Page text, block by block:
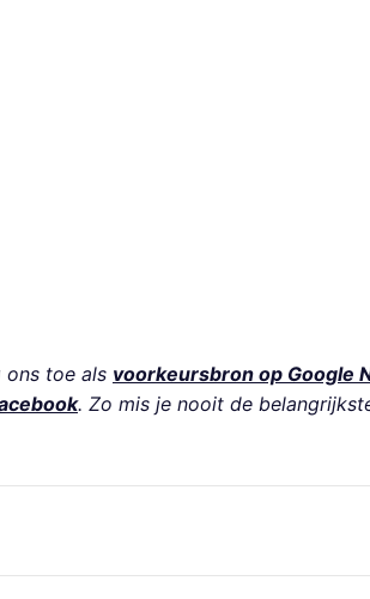
ons toe als voorkeursbron op Google
. Zo mis je nooit de